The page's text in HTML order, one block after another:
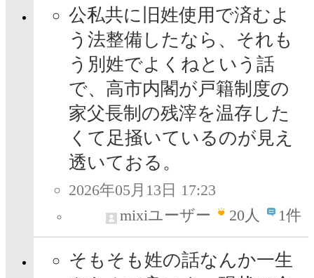
公私共に旧姓使用で済むよ
う法整備したなら、それも
う別姓でよくねという話
で、高市内閣が戸籍制度の
家父長制の残滓を温存した
くて足掻いているのが見え
透いておる。
2026年05月13日 17:23
mixiユーザー
20人 1件
そもそも姓の話なんか一生